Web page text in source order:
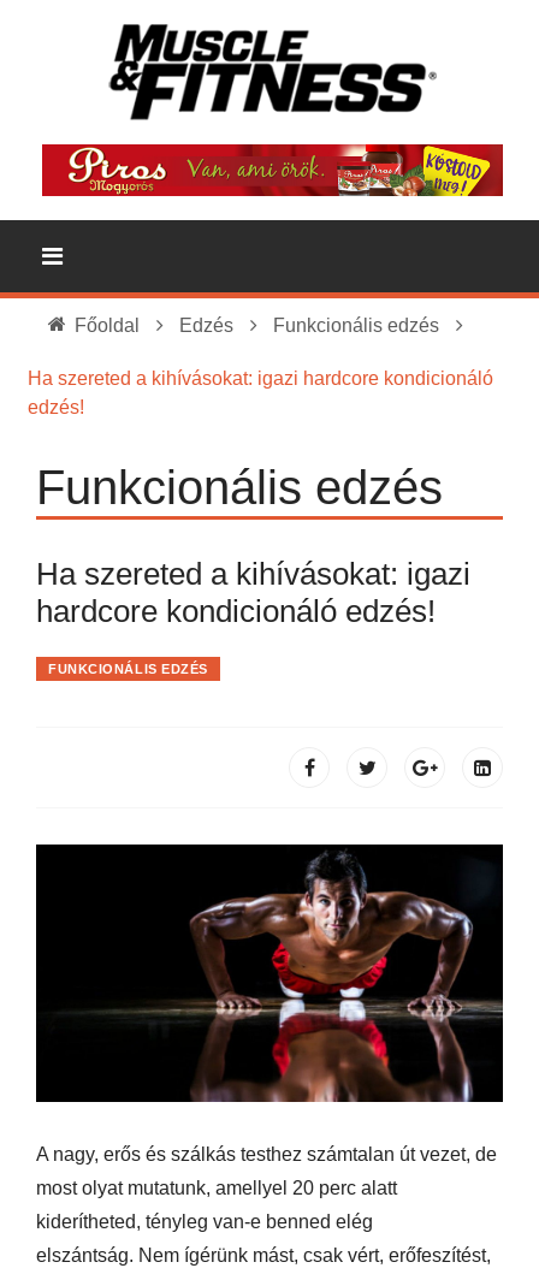
Főoldal Edzés Funkcionális edzés
Ha szereted a kihívásokat: igazi hardcore kondicionáló
edzés!
Funkcionális edzés
Ha szereted a kihívásokat: igazi
hardcore kondicionáló edzés!
FUNKCIONÁLIS EDZÉS
A nagy, erős és szálkás testhez számtalan út vezet, de
most olyat mutatunk, amellyel 20 perc alatt
kiderítheted, tényleg van-e benned elég
elszántság. Nem ígérünk mást, csak vért, erőfeszítést,